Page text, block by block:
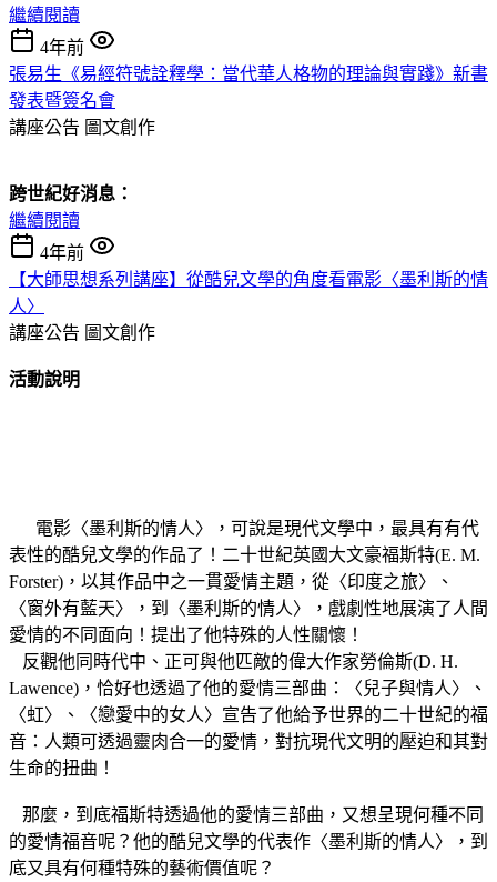
繼續閱讀
4年前
張易生《易經符號詮釋學：當代華人格物的理論與實踐》新書
發表暨簽名會
講座公告 圖文創作
跨世紀好消息：
繼續閱讀
4年前
【大師思想系列講座】從酷兒文學的角度看電影〈墨利斯的情
人〉
講座公告 圖文創作
活動說明
電影〈墨利斯的情人〉，可說是現代文學中，最具有有代
表性的酷兒文學的作品了！二十世紀英國大文豪福斯特(E. M.
Forster)，以其作品中之一貫愛情主題，從〈印度之旅〉、
〈窗外有藍天〉，到〈墨利斯的情人〉，戲劇性地展演了人間
愛情的不同面向！提出了他特殊的人性關懷！
反觀他同時代中、正可與他匹敵的偉大作家勞倫斯(D. H.
Lawence)，恰好也透過了他的愛情三部曲：〈兒子與情人〉、
〈虹〉、〈戀愛中的女人〉宣告了他給予世界的二十世紀的福
音：人類可透過靈肉合一的愛情，對抗現代文明的壓迫和其對
生命的扭曲！
那麼，到底福斯特透過他的愛情三部曲，又想呈現何種不同
的愛情福音呢？他的酷兒文學的代表作〈墨利斯的情人〉，到
底又具有何種特殊的藝術價值呢？